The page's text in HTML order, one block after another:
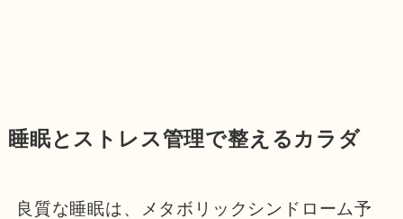
睡眠とストレス管理で整えるカラダ
良質な睡眠は、メタボリックシンドローム予